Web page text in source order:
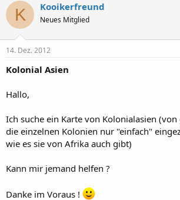
K Kooikerfreund
Neues Mitglied
14. Dez. 2012
Kolonial Asien
Hallo,
Ich suche ein Karte von Kolonialasien
die einzelnen Kolonien nur "einfach"
wie es sie von Afrika auch gibt)
Kann mir jemand helfen ?
Danke im Voraus !